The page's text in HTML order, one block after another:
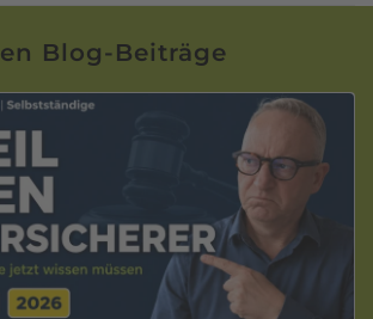
Blog-Beiträge